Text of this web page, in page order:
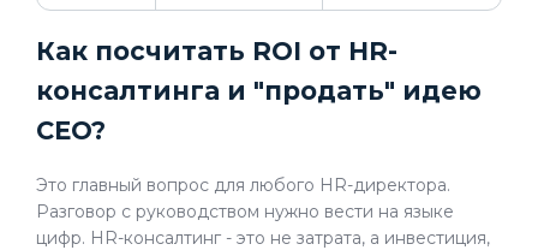
Как посчитать ROI от HR-
консалтинга и "продать" идею
CEO?
Это главный вопрос для любого HR-директора.
Разговор с руководством нужно вести на языке
цифр. HR-консалтинг - это не затрата, а инвестиция,